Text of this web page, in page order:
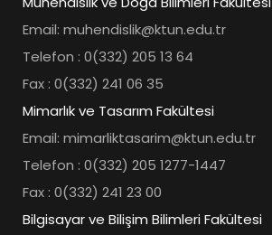
Email: muhendislik@ktun.edu.tr
Telefon : 0(332) 205 13 64
Fax : 0(332) 241 06 35
Mimarlık ve Tasarım Fakültesi
Email: mimarliktasarim@ktun.edu.tr
Telefon : 0(332) 205 1277-1447
Fax : 0(332) 241 23 00
Bilgisayar ve Bilişim Bilimleri Fakültesi